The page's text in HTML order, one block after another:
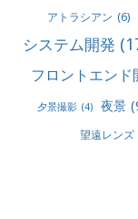
アトラシアン (6)
システム開発
フロントエンド
夕景撮影 (4) 夜景
望遠レンズ